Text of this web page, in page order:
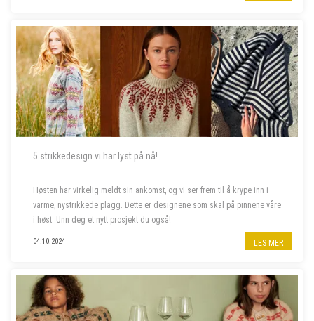
5 strikkedesign vi har lyst på nå!
Høsten har virkelig meldt sin ankomst, og vi ser frem til å krype inn i
varme, nystrikkede plagg. Dette er designene som skal på pinnene våre
i høst. Unn deg et nytt prosjekt du også!
04.10.2024 LES MER